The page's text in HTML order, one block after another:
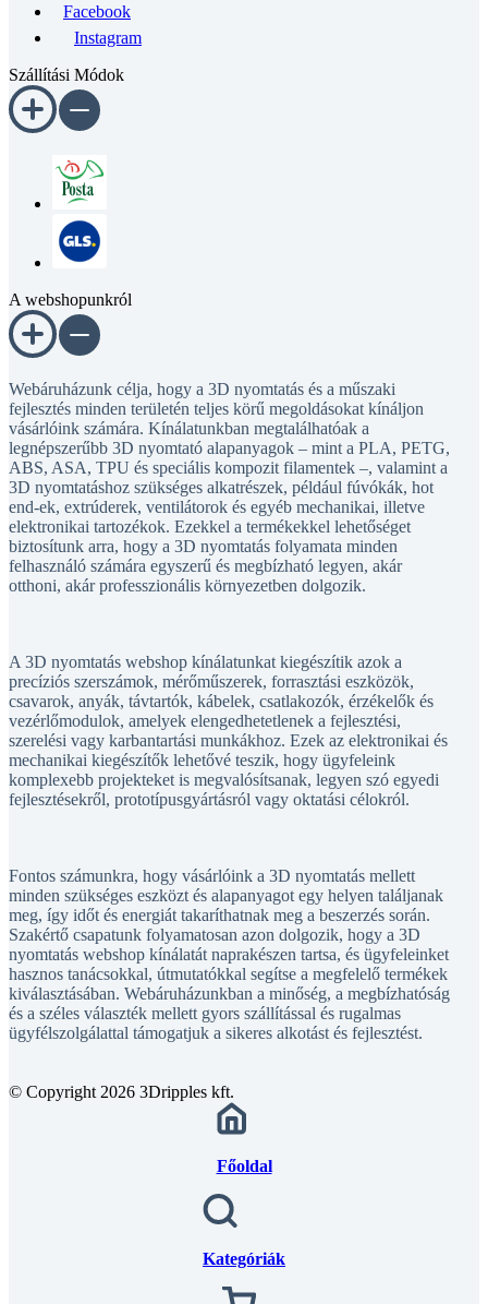
Facebook
Instagram
Szállítási Módok
A webshopunkról
Webáruházunk célja, hogy a 3D nyomtatás és a műszaki
fejlesztés minden területén teljes körű megoldásokat kínáljon
vásárlóink számára. Kínálatunkban megtalálhatóak a
legnépszerűbb 3D nyomtató alapanyagok – mint a PLA, PETG,
ABS, ASA, TPU és speciális kompozit filamentek –, valamint a
3D nyomtatáshoz szükséges alkatrészek, például fúvókák, hot
end-ek, extrúderek, ventilátorok és egyéb mechanikai, illetve
elektronikai tartozékok. Ezekkel a termékekkel lehetőséget
biztosítunk arra, hogy a 3D nyomtatás folyamata minden
felhasználó számára egyszerű és megbízható legyen, akár
otthoni, akár professzionális környezetben dolgozik.
A 3D nyomtatás webshop kínálatunkat kiegészítik azok a
precíziós szerszámok, mérőműszerek, forrasztási eszközök,
csavarok, anyák, távtartók, kábelek, csatlakozók, érzékelők és
vezérlőmodulok, amelyek elengedhetetlenek a fejlesztési,
szerelési vagy karbantartási munkákhoz. Ezek az elektronikai és
mechanikai kiegészítők lehetővé teszik, hogy ügyfeleink
komplexebb projekteket is megvalósítsanak, legyen szó egyedi
fejlesztésekről, prototípusgyártásról vagy oktatási célokról.
Fontos számunkra, hogy vásárlóink a 3D nyomtatás mellett
minden szükséges eszközt és alapanyagot egy helyen találjanak
meg, így időt és energiát takaríthatnak meg a beszerzés során.
Szakértő csapatunk folyamatosan azon dolgozik, hogy a 3D
nyomtatás webshop kínálatát naprakészen tartsa, és ügyfeleinket
hasznos tanácsokkal, útmutatókkal segítse a megfelelő termékek
kiválasztásában. Webáruházunkban a minőség, a megbízhatóság
és a széles választék mellett gyors szállítással és rugalmas
ügyfélszolgálattal támogatjuk a sikeres alkotást és fejlesztést.
© Copyright 2026 3Dripples kft.
Főoldal
Kategóriák